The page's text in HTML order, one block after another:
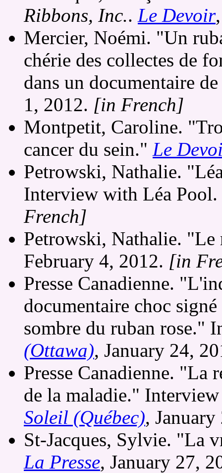
Ribbons, Inc.. Le Devoir
Mercier, Noémi. "Un
chérie des collectes de
dans un documentaire
1, 2012. [in French]
Montpetit, Caroline.
cancer du sein." Le
Petrowski, Nathalie.
Interview with Léa Pool.
French]
Petrowski, Nathalie.
February 4, 2012. [in
Presse Canadienne.
documentaire choc
sombre du ruban rose."
(Ottawa), January 24,
Presse Canadienne. "La
de la maladie."
Soleil (Québec),
St-Jacques, Sylvie. "La
La Presse, January 27,